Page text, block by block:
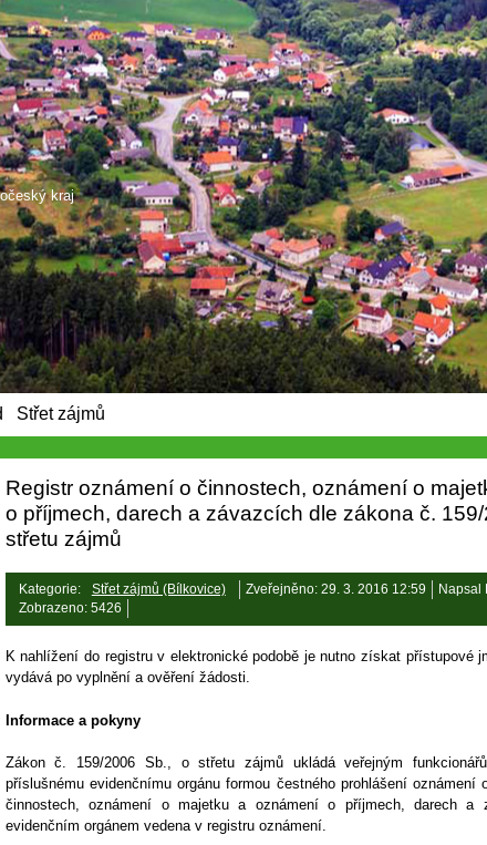
kraj
Střet zájmů
Registr oznámení o činnostech, oznámení o
o příjmech, darech a závazcích dle zákona č.
střetu zájmů
Kategorie: Střet zájmů (Bílkovice) Zveřejněno: 29. 3. 2016 12:59
Napsal
Zobrazeno: 5426
K nahlížení do registru v elektronické podobě je nutno získat přístupové
vydává po vyplnění a ověření žádosti.
Informace a pokyny
Zákon č. 159/2006 Sb., o střetu zájmů ukládá veřejným
příslušnému evidenčnímu orgánu formou čestného prohlášení oznámení
činnostech, oznámení o majetku a oznámení o příjmech, darech a
evidenčním orgánem vedena v registru oznámení.